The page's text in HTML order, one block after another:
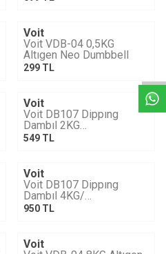
Tükendi
Voit
Voit VDB-04 0,5KG
Altıgen Neo Dumbbell
299 TL
Tükendi
Voit
Voit DB107 Dippıng
Dambıl 2KG
/1VTASDB107/2K-064
549 TL
Tükendi
Voit
Voit DB107 Dippıng
Dambıl 4KG/
1VTASDB107/4K-069
950 TL
Tükendi
Voit